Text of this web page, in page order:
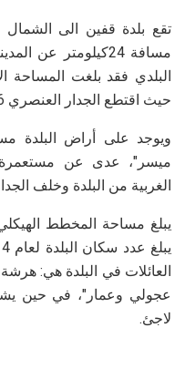
تقع بلدة قفين الى
مسافة 24كيلومتر
حيث اقتطع الجدار العنصري 6 آلاف دونم.
ويوجد على أراض البلدة
ميسر"، عدى عن
الغربية من البلدة وخلف
العائلات في البلدة هي:
لاجئ.